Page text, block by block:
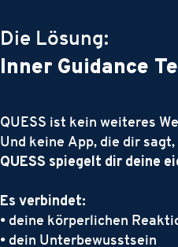
Die Lösung:
Inner Guidance
QUESS ist kein weiteres
Und keine App, die dir
QUESS spiegelt dir deine
Es verbindet:
• deine körperlichen
• dein Unterbewusstsein